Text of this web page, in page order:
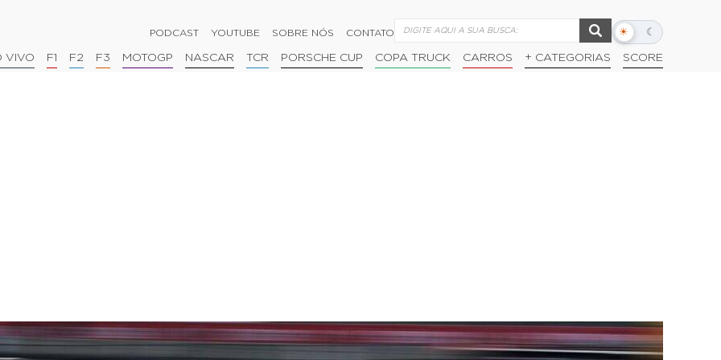
PODCAST YOUTUBE SOBRE NÓS CONTATO ☀ ☾
Alternar
escuro
VIVO F1 F2 F3 MOTOGP NASCAR TCR PORSCHE CUP COPA TRUCK CARROS + CATEGORIAS SCORE